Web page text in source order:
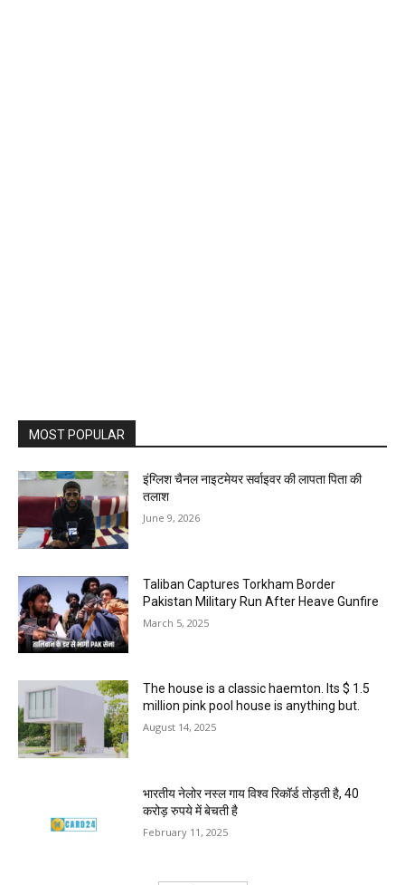
MOST POPULAR
इंग्लिश चैनल नाइटमेयर सर्वाइवर की लापता पिता की
तलाश
June 9, 2026
Taliban Captures Torkham Border
Pakistan Military Run After Heave Gunfire
March 5, 2025
The house is a classic haemton. Its $ 1.5
million pink pool house is anything but.
August 14, 2025
भारतीय नेलोर नस्ल गाय विश्व रिकॉर्ड तोड़ती है, 40
करोड़ रुपये में बेचती है
February 11, 2025